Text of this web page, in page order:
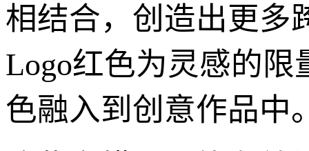
相结合，创造出更多
Logo红色为灵感的
色融入到创意作品中